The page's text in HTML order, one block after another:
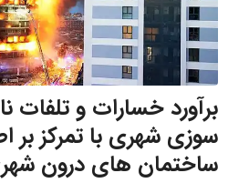
برآورد خسارات و تلفات
سوزی شهری با تمرکز بر
ساختمان های درون